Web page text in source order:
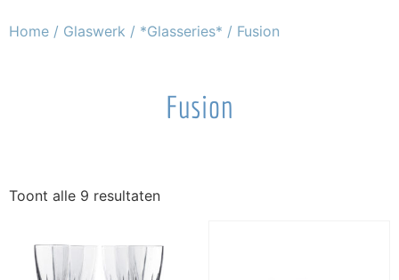
Home / Glaswerk / *Glasseries* / Fusion
Fusion
Toont alle 9 resultaten